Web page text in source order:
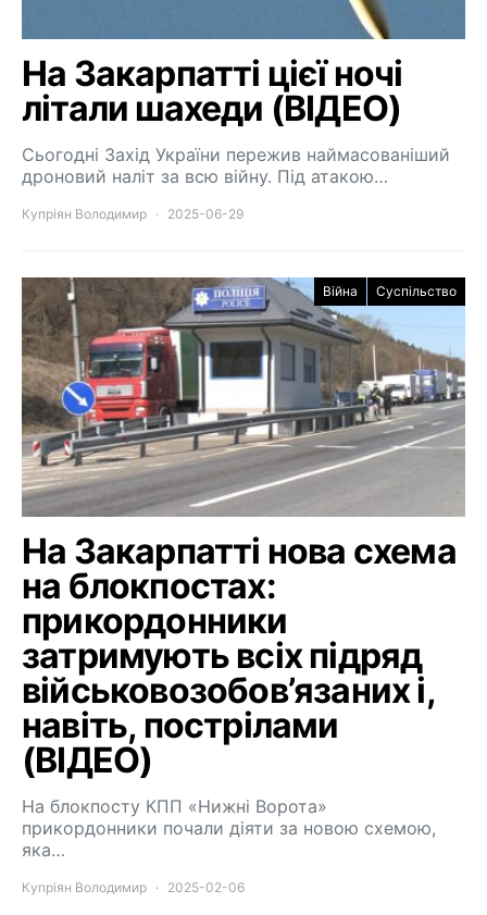
На Закарпатті цієї ночі
літали шахеди (ВІДЕО)
Сьогодні Захід України пережив наймасованіший
дроновий наліт за всю війну. Під атакою…
Купріян Володимир 2025-06-29
Війна Суспільство
На Закарпатті нова схема
на блокпостах:
прикордонники
затримують всіх підряд
військовозобов’язаних і,
навіть, пострілами
(ВІДЕО)
На блокпосту КПП «Нижні Ворота»
прикордонники почали діяти за новою схемою,
яка…
Купріян Володимир 2025-02-06